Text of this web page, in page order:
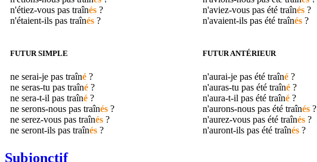
n'étiez-vous pas traînés ?
n'étaient-ils pas traînés ?
n'aviez-vous pas été traînés?
n'avaient-ils pas été traînés?
FUTUR SIMPLE
ne serai-je pas traîné ?
ne seras-tu pas traîné ?
ne sera-t-il pas traîné ?
ne serons-nous pas traînés ?
ne serez-vous pas traînés ?
ne seront-ils pas traînés ?
FUTUR ANTÉRIEUR
n'aurai-je pas été traîné?
n'auras-tu pas été traîné?
n'aura-t-il pas été traîné?
n'aurons-nous pas été traînés?
n'aurez-vous pas été traînés?
n'auront-ils pas été traînés?
Subjonctif